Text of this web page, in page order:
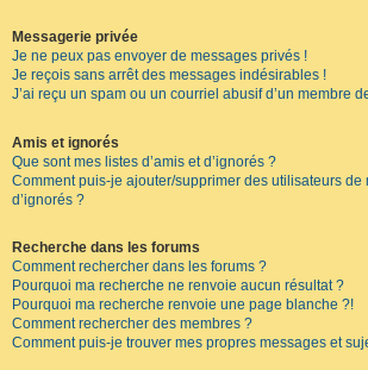
Messagerie privée
Je ne peux pas envoyer de messages privés !
Je reçois sans arrêt des messages indésirables !
J’ai reçu un spam ou un courriel abusif d’un membre
Amis et ignorés
Que sont mes listes d’amis et d’ignorés ?
Comment puis-je ajouter/supprimer des utilisateurs de
d’ignorés ?
Recherche dans les forums
Comment rechercher dans les forums ?
Pourquoi ma recherche ne renvoie aucun résultat ?
Pourquoi ma recherche renvoie une page blanche ?!
Comment rechercher des membres ?
Comment puis-je trouver mes propres messages et